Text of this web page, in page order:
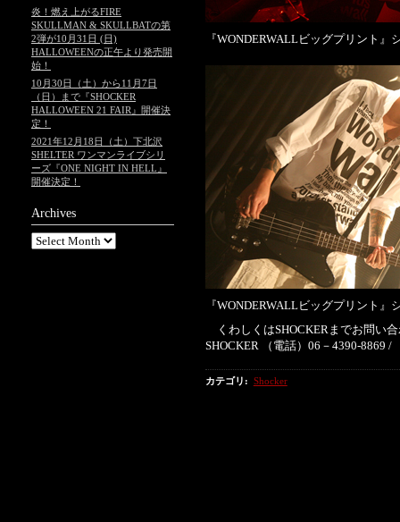
『WONDERWALLビッグプリント』
『WONDERWALLビッグプリント』
くわしくはSHOCKERまでお問い
SHOCKER （電話）06－4390-8869 /
カテゴリ : Shocker
炎！燃え上がるFIRE
SKULLMAN & SKULLBATの第
2弾が10月31日 (日)
HALLOWEENの正午より発売開
始！
10月30日（土）から11月7日
（日）まで『SHOCKER
HALLOWEEN 21 FAIR』開催決
定！
2021年12月18日（土）下北沢
SHELTER ワンマンライブシリ
ーズ『ONE NIGHT IN HELL』
開催決定！
Archives